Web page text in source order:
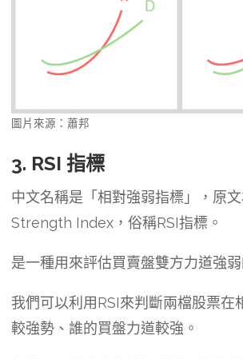
圖片來源：蕭邦
3. RSI 指標
中文名稱是「相對強弱指標」，原
Strength Index，俗稱RSI指標。
是一種用來評估買賣盤雙方力道強弱
我們可以利用RSI來判斷兩檔股票在
較強勢、誰的買盤力道較強。